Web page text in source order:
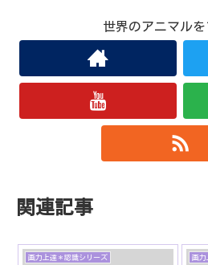
世界のアニマル
関連記事
画力上達＊認識シリーズ 画力